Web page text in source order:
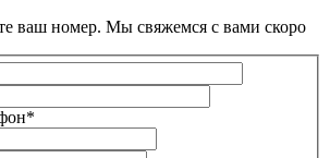
ваш номер. Мы свяжемся с вами скоро
*